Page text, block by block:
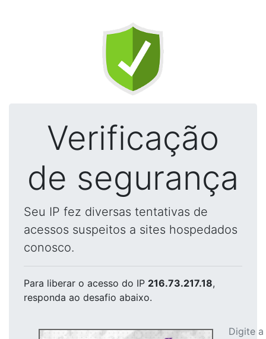
Verificação
de segurança
Seu IP fez diversas tentativas de
acessos suspeitos a sites hospedados
conosco.
Para liberar o acesso do IP 216.73.217.18,
responda ao desafio abaixo.
Digite